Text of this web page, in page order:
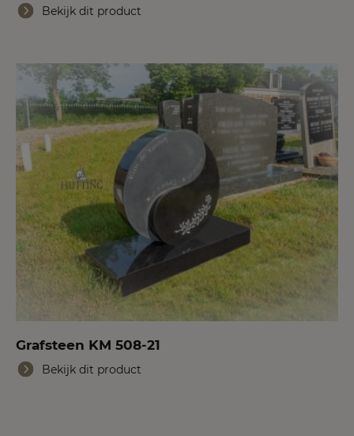
Bekijk dit product
Grafsteen KM 508-21
Bekijk dit product